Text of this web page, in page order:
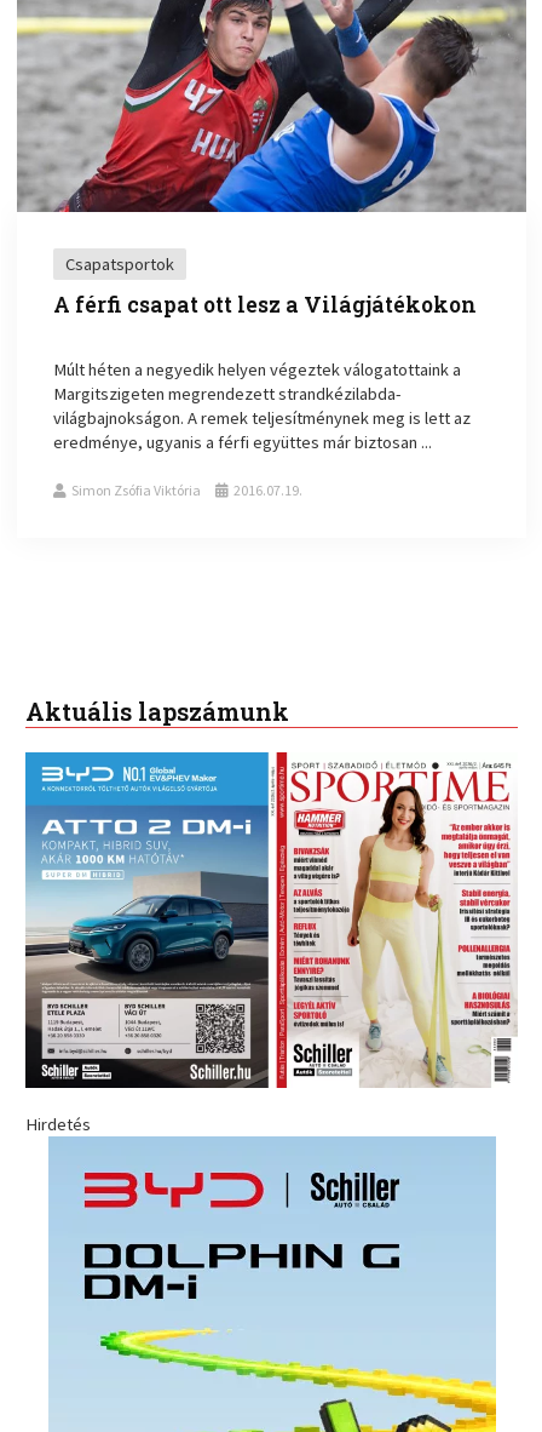
Csapatsportok
A férfi csapat ott lesz a Világjátékokon
Múlt héten a negyedik helyen végeztek válogatottaink a
Margitszigeten megrendezett strandkézilabda-
világbajnokságon. A remek teljesítménynek meg is lett az
eredménye, ugyanis a férfi együttes már biztosan ...
Simon Zsófia Viktória 2016.07.19.
Aktuális lapszámunk
Hirdetés